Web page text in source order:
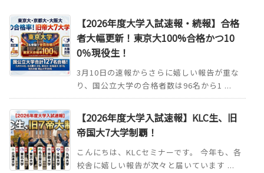
【2026年度大学入試速報・続報】合格
者大幅更新！東京大100%合格かつ10
0％現役生！
3月10日の速報からさらに嬉しい報告が重な
り、国公立大学の合格者数は96名から1 ...
【2026年度大学入試速報】KLC生、旧
帝国大7大学制覇！
こんにちは、KLCセミナーです。 今年も、各
校舎に嬉しい報告が次々と届いています ...